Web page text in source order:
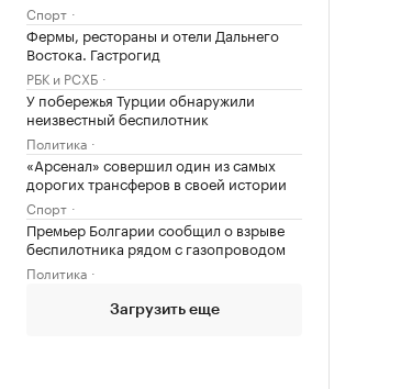
Спорт
Фермы, рестораны и отели Дальнего
Востока. Гастрогид
РБК и РСХБ
У побережья Турции обнаружили
неизвестный беспилотник
Политика
«Арсенал» совершил один из самых
дорогих трансферов в своей истории
Спорт
Премьер Болгарии сообщил о взрыве
беспилотника рядом с газопроводом
Политика
Загрузить еще